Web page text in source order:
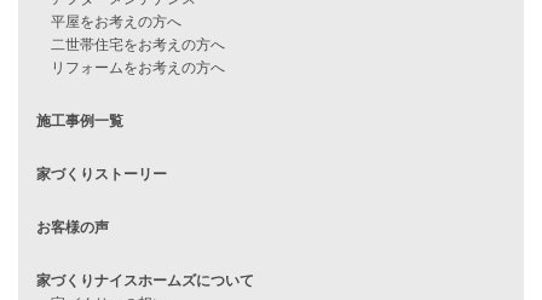
Line Up
WOOD BOX
ハピネスシリーズ
Sシリーズ
エコハウス